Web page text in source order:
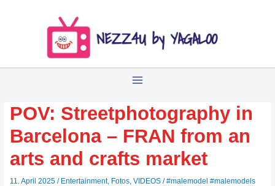
POV: Streetphotography in
Barcelona – FRAN from an
arts and crafts market
11. April 2025/ Entertainment, Fotos,VIDEOS /#malemodel #malemodels